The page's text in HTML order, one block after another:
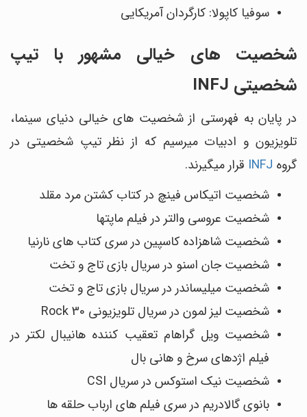
سوفیا کاپولا: کارگردان آمریکایی
شخصیت ‎های خیالی مشهور با تیپ
شخصیتی INFJ
در پایان به فهرستی از شخصیت‎ های خیالی دنیای سینما،
تلویزیون و ادبیات می‎رسیم که از نظر تیپ شخصیتی در
گروه INFJ قرار می‎گیرند.
شخصیت اتیکاس فینچ در کتاب کشتن مرد مقلد
شخصیت عروسی والتر در فیلم ماپت‎ها
شخصیت شاهزاده کاسپین در سری کتاب‎ های نارنیا
شخصیت جان اسنو در سریال بازی تاج و تخت
شخصیت میلیساندر در سریال بازی تاج و تخت
شخصیت لیز لمون در سریال تلویزیونی 30 Rock
شخصیت ویل گراهام تعقیب‎ کننده هانیبال لکتر در
فیلم اژدهای سرخ و هانی بال
شخصیت نیک استوکس در سریال CSI
بانوی گالادریم در سری فیلم‎ های ارباب حلقه‎ ها